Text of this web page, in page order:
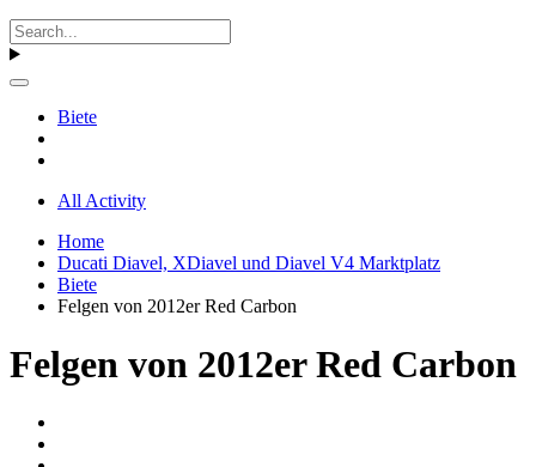
Biete
All Activity
Home
Ducati Diavel, XDiavel und Diavel V4 Marktplatz
Biete
Felgen von 2012er Red Carbon
Felgen von 2012er Red Carbon